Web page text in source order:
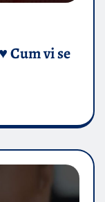
Cum vi se